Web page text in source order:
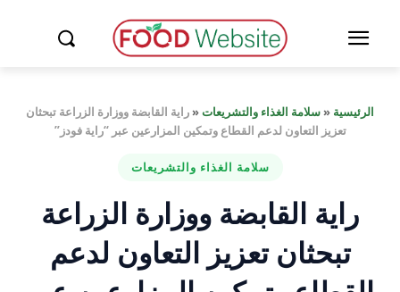
الرئيسية «سلامة الغذاء والتشريعات«راية القابضة ووزارة الزراعة تبحثان
تعزيز التعاون لدعم القطاع وتمكين المزارعين عبر “راية فودز”
سلامة الغذاء والتشريعات
راية القابضة ووزارة الزراعة
تبحثان تعزيز التعاون لدعم